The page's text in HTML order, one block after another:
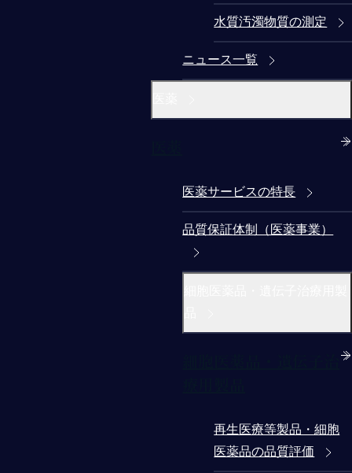
水質汚濁物質の測定
ニュース一覧
医薬サービスの特長
品質保証体制（医薬事業）
再生医療等製品・細胞
医薬品の品質評価